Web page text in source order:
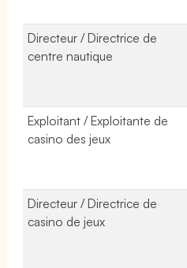
Directeur / Directrice de
centre nautique
Exploitant / Exploitante de
casino des jeux
Directeur / Directrice de
casino de jeux